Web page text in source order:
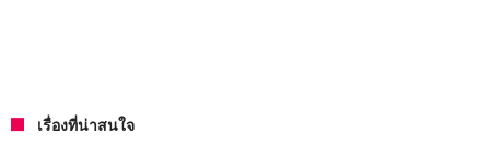
เรื่องที่น่าสนใจ